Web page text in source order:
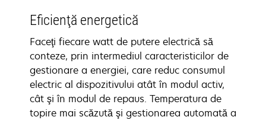
Eficienţă energetică
Faceţi fiecare watt de putere electrică să
conteze, prin intermediul caracteristicilor de
gestionare a energiei, care reduc consumul
electric al dispozitivului atât în modul activ,
cât şi în modul de repaus. Temperatura de
topire mai scăzută şi gestionarea automată a